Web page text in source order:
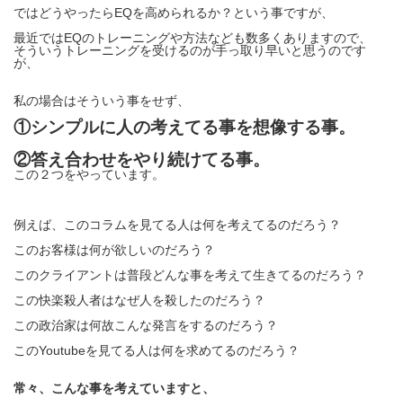
ではどうやったらEQを高められるか？という事ですが、
最近ではEQのトレーニングや方法なども数多くありますので、
そういうトレーニングを受けるのが手っ取り早いと思うのです
が、
私の場合はそういう事をせず、
①シンプルに人の考えてる事を想像する事。
②答え合わせをやり続けてる事。
この２つをやっています。
例えば、このコラムを見てる人は何を考えてるのだろう？
このお客様は何が欲しいのだろう？
このクライアントは普段どんな事を考えて生きてるのだろう？
この快楽殺人者はなぜ人を殺したのだろう？
この政治家は何故こんな発言をするのだろう？
このYoutubeを見てる人は何を求めてるのだろう？
常々、こんな事を考えていますと、